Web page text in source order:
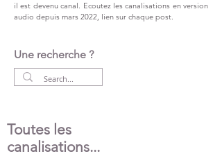
il est devenu canal. Ecoutez les canalisations en version
audio depuis mars 2022, lien sur chaque post.
Une recherche ?
Toutes les
canalisations...